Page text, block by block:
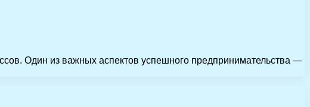
Один из важных аспектов успешного предпринимательства —